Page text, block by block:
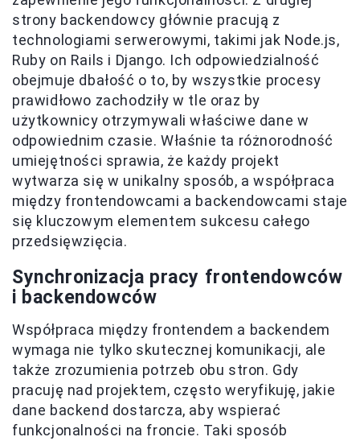
strony backendowcy głównie pracują z
technologiami serwerowymi, takimi jak Node.js,
Ruby on Rails i Django. Ich odpowiedzialność
obejmuje dbałość o to, by wszystkie procesy
prawidłowo zachodziły w tle oraz by
użytkownicy otrzymywali właściwe dane w
odpowiednim czasie. Właśnie ta różnorodność
umiejętności sprawia, że każdy projekt
wytwarza się w unikalny sposób, a współpraca
między frontendowcami a backendowcami staje
się kluczowym elementem sukcesu całego
przedsięwzięcia.
Synchronizacja pracy frontendowców
i backendowców
Współpraca między frontendem a backendem
wymaga nie tylko skutecznej komunikacji, ale
także zrozumienia potrzeb obu stron. Gdy
pracuję nad projektem, często weryfikuję, jakie
dane backend dostarcza, aby wspierać
funkcjonalności na froncie. Taki sposób